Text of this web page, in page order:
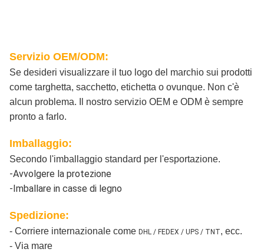
Servizio OEM/ODM:
Se desideri visualizzare il tuo logo del marchio sui prodotti
come targhetta, sacchetto, etichetta o ovunque. Non c'è
alcun problema. Il nostro servizio OEM e ODM è sempre
pronto a farlo.
Imballaggio:
Secondo l'imballaggio standard per l'esportazione.
-Avvolgere la protezione
-Imballare in casse di legno
Spedizione:
- Corriere internazionale come DHL / FEDEX / UPS / TNT, ecc.
- Via mare